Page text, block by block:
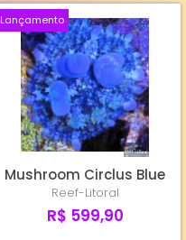
Lançamento
Mushroom Circlus Blue
Reef-Litoral
R$ 599,90